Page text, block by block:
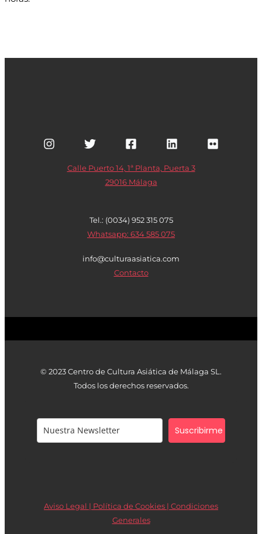
Calle Puerto 14, 1ª Planta, Puerta 3
29016 Málaga
Tel.: (0034) 952 315 075
Whatsapp: 634 585 075
info@culturaasiatica.com
Contacto
© 2023 Centro de Cultura Asiática de Málaga SL.
Todos los derechos reservados.
Suscribirme
Aviso Legal | Política de Cookies | Condiciones
Generales